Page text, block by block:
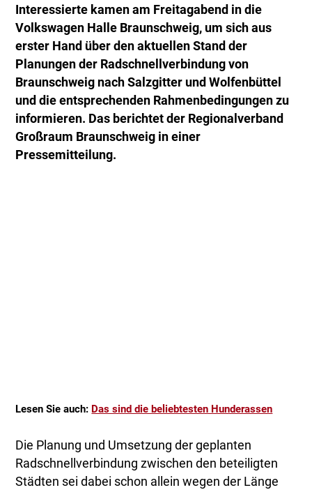
Interessierte kamen am Freitagabend in die
Volkswagen Halle Braunschweig, um sich aus
erster Hand über den aktuellen Stand der
Planungen der Radschnellverbindung von
Braunschweig nach Salzgitter und Wolfenbüttel
und die entsprechenden Rahmenbedingungen zu
informieren. Das berichtet der Regionalverband
Großraum Braunschweig in einer
Pressemitteilung.
Lesen Sie auch: Das sind die beliebtesten Hunderassen
Die Planung und Umsetzung der geplanten
Radschnellverbindung zwischen den beteiligten
Städten sei dabei schon allein wegen der Länge